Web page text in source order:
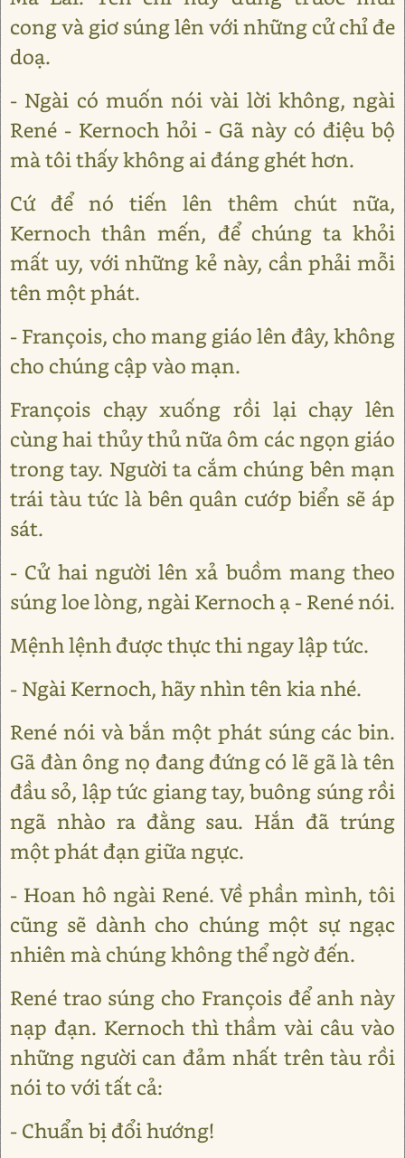
cong và giơ súng lên với những cử chỉ đe
doạ.
- Ngài có muốn nói vài lời không, ngài
René - Kernoch hỏi - Gã này có điệu bộ
mà tôi thấy không ai đáng ghét hơn.
Cứ để nó tiến lên thêm chút nữa,
Kernoch thân mến, để chúng ta khỏi
mất uy, với những kẻ này, cần phải mỗi
tên một phát.
- François, cho mang giáo lên đây, không
cho chúng cập vào mạn.
François chạy xuống rồi lại chạy lên
cùng hai thủy thủ nữa ôm các ngọn giáo
trong tay. Người ta cắm chúng bên mạn
trái tàu tức là bên quân cướp biển sẽ áp
sát.
- Cử hai người lên xả buồm mang theo
súng loe lòng, ngài Kernoch ạ - René nói.
Mệnh lệnh được thực thi ngay lập tức.
- Ngài Kernoch, hãy nhìn tên kia nhé.
René nói và bắn một phát súng các bin.
Gã đàn ông nọ đang đứng có lẽ gã là tên
đầu sỏ, lập tức giang tay, buông súng rồi
ngã nhào ra đằng sau. Hắn đã trúng
một phát đạn giữa ngực.
- Hoan hô ngài René. Về phần mình, tôi
cũng sẽ dành cho chúng một sự ngạc
nhiên mà chúng không thể ngờ đến.
René trao súng cho François để anh này
nạp đạn. Kernoch thì thầm vài câu vào
những người can đảm nhất trên tàu rồi
nói to với tất cả:
- Chuẩn bị đổi hướng!